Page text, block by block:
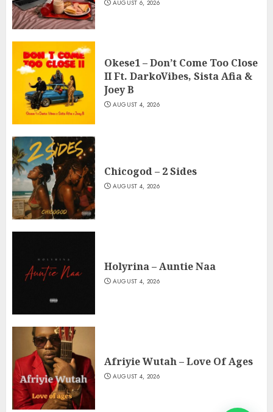
AUGUST 6, 2026
Okese1 – Don’t Come Too Close
II Ft. DarkoVibes, Sista Afia &
Joey B
AUGUST 4, 2026
Chicogod – 2 Sides
AUGUST 4, 2026
Holyrina – Auntie Naa
AUGUST 4, 2026
Afriyie Wutah – Love Of Ages
AUGUST 4, 2026